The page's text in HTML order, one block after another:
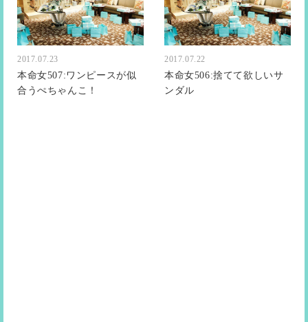
2017.07.23
本命女507:ワンピースが似
合うぺちゃんこ！
2017.07.22
本命女506:捨てて欲しいサ
ンダル